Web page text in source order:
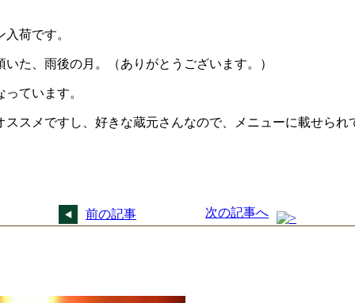
荷です。
た、雨後の月。（ありがとうございます。）
なっています。
スメですし、好きな蔵元さんなので、メニューに載せられ
前の記事 次の記事へ